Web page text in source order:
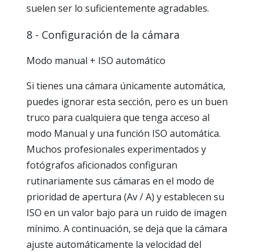
suelen ser lo suficientemente agradables.
8 - Configuración de la cámara
Modo manual + ISO automático
Si tienes una cámara únicamente automática,
puedes ignorar esta sección, pero es un buen
truco para cualquiera que tenga acceso al
modo Manual y una función ISO automática.
Muchos profesionales experimentados y
fotógrafos aficionados configuran
rutinariamente sus cámaras en el modo de
prioridad de apertura (Av / A) y establecen su
ISO en un valor bajo para un ruido de imagen
mínimo. A continuación, se deja que la cámara
ajuste automáticamente la velocidad del